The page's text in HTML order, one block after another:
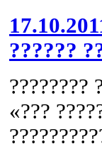
??????
????????
«???